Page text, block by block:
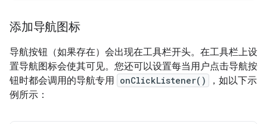
添加导航图标
导航按钮（如果存在）会出现在工具栏开头。在工具栏上设
置导航图标会使其可见。您还可以设置每当用户点击导航按
钮时都会调用的导航专用 onClickListener()
，如以下示
例所示：